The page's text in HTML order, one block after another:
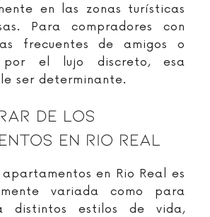
en las zonas turísticas
Para compradores con
frecuentes de amigos o
por el lujo discreto, esa
ser determinante.
De Los
En Rio Real
en Rio Real es
variada como para
distintos estilos de vida,